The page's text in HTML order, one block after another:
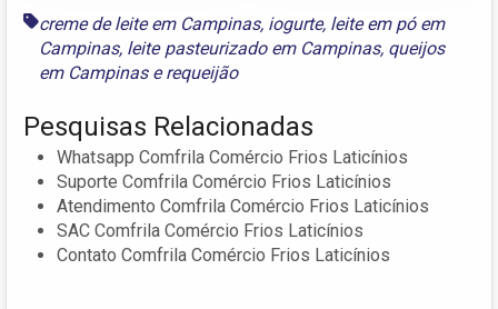
creme de leite em Campinas, iogurte, leite em pó em
Campinas, leite pasteurizado em Campinas, queijos
em Campinaserequeijão
Pesquisas Relacionadas
Whatsapp Comfrila Comércio Frios Laticínios
Suporte Comfrila Comércio Frios Laticínios
Atendimento Comfrila Comércio Frios Laticínios
SAC Comfrila Comércio Frios Laticínios
Contato Comfrila Comércio Frios Laticínios